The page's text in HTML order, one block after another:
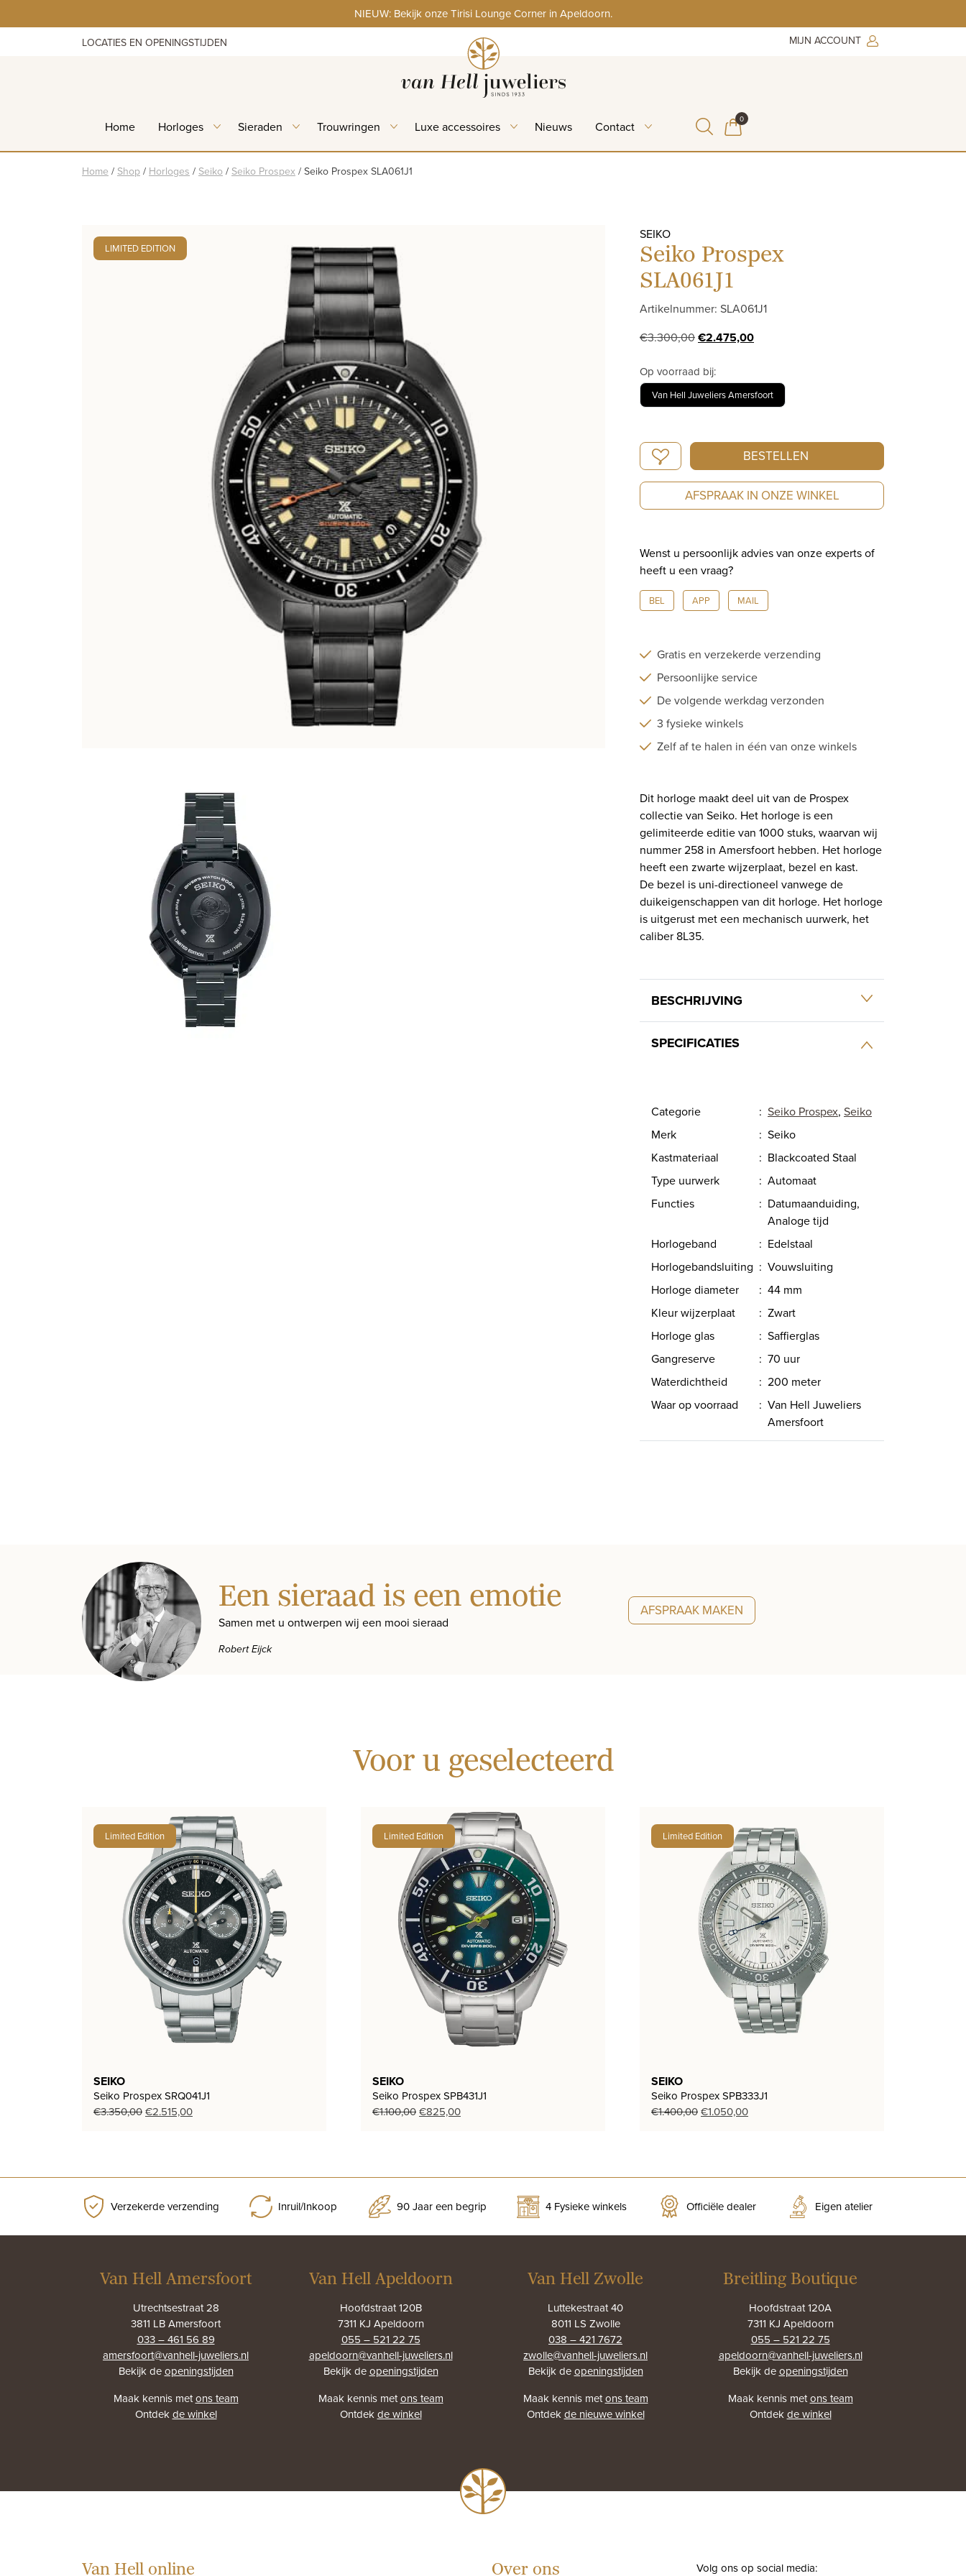
to
NIEUW: Bekijk onze Tirisi Lounge Corner in Apeldoorn.
LOCATIES EN OPENINGSTIJDEN MIJN ACCOUNT
Home Horloges Sieraden Trouwringen Luxe accessoires Nieuws Contact WINKELMAND
0ITEMS IN WINKELMAND
Home / Shop / Horloges / Seiko / Seiko Prospex / Seiko Prospex SLA061J1
LIMITED EDITION
SEIKO
Seiko Prospex
SLA061J1
Artikelnummer: SLA061J1
€3.300,00Oorspronkelijke
was:
€3.300,00.
€2.475,00Huidige
€2.475,00.
Op voorraad bij:
Van Hell Juweliers Amersfoort
Seiko
Prospex
SLA061J1
aantal
BESTELLEN
AFSPRAAK IN ONZE WINKEL
Wenst u persoonlijk advies van onze experts of
heeft u een vraag?
BEL APP MAIL
Gratis en verzekerde verzending
Persoonlijke service
De volgende werkdag verzonden
3 fysieke winkels
Zelf af te halen in één van onze winkels
Dit horloge maakt deel uit van de Prospex
collectie van Seiko. Het horloge is een
gelimiteerde editie van 1000 stuks, waarvan wij
nummer 258 in Amersfoort hebben. Het horloge
heeft een zwarte wijzerplaat, bezel en kast.
De bezel is uni-directioneel vanwege de
duikeigenschappen van dit horloge. Het horloge
is uitgerust met een mechanisch uurwerk, het
caliber 8L35.
BESCHRIJVING
SPECIFICATIES
Categorie : Seiko Prospex, Seiko
Merk
: Seiko
Kastmateriaal
: Blackcoated Staal
Type uurwerk
: Automaat
Functies
: Datumaanduiding,
Analoge tijd
Horlogeband
: Edelstaal
Horlogebandsluiting : Vouwsluiting
Horloge diameter
: 44 mm
Kleur wijzerplaat
: Zwart
Horloge glas
: Saffierglas
Gangreserve
: 70 uur
Waterdichtheid
: 200 meter
Waar op voorraad
: Van Hell Juweliers
Amersfoort
Een sieraad is een emotie
Samen met u ontwerpen wij een mooi sieraad
Robert Eijck
AFSPRAAK MAKEN
Voor u geselecteerd
Limited Edition
SEIKO
Seiko Prospex SRQ041J1
€3.350,00Oorspronkelijke
€2.515,00Huidige
Limited Edition
SEIKO
Seiko Prospex SPB431J1
€1.100,00Oorspronkelijke
€825,00Huidige
Limited Edition
SEIKO
Seiko Prospex SPB333J1
€1.400,00Oorspronkelijke
€1.050,00Huidige
Verzekerde verzending Inruil/Inkoop 90 Jaar een begrip 4 Fysieke winkels Officiële dealer Eigen atelier
Van Hell Amersfoort
Utrechtsestraat 28
3811 LB Amersfoort
033 – 461 56 89
amersfoort@vanhell-juweliers.nl
Bekijk deopeningstijden
Maak kennis metons team
Ontdekde winkel
Van Hell Apeldoorn
Hoofdstraat 120B
7311 KJ Apeldoorn
055 – 521 22 75
apeldoorn@vanhell-juweliers.nl
Bekijk deopeningstijden
Maak kennis metons team
Ontdekde winkel
Van Hell Zwolle
Luttekestraat 40
8011 LS Zwolle
038 – 421 7672
zwolle@vanhell-juweliers.nl
Bekijk deopeningstijden
Maak kennis metons team
Ontdekde nieuwe winkel
Breitling Boutique
Hoofdstraat 120A
7311 KJ Apeldoorn
055 – 521 22 75
apeldoorn@vanhell-juweliers.nl
Bekijk deopeningstijden
Maak kennis metons team
Ontdekde winkel
Van Hell online Over ons Volg ons op social media: